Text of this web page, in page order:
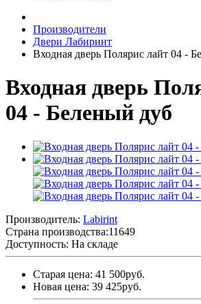
Производители
Двери Лабиринт
Входная дверь Полярис лайт 04 -
Входная дверь
04 - Беленый дуб
Производитель: Labirint
Страна производства:11649
Доступность: На складе
Старая цена: 41 500руб.
Новая цена: 39 425руб.